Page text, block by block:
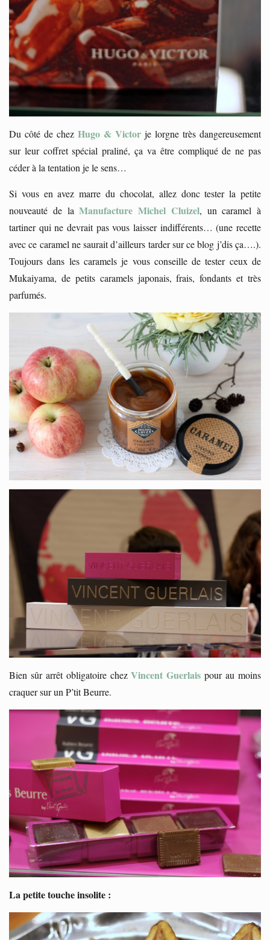
Du côté de chez Hugo & Victor je lorgne très dangereusement
sur leur coffret spécial praliné, ça va être compliqué de ne pas
céder à la tentation je le sens…
Si vous en avez marre du chocolat, allez donc tester la petite
nouveauté de laManufacture Michel Cluizel, un caramel à
tartiner qui ne devrait pas vous laisser indifférents… (une recette
avec ce caramel ne saurait d’ailleurs tarder sur ce blog j’dis ça….).
Toujours dans les caramels je vous conseille de tester ceux de
Mukaiyama, de petits caramels japonais, frais, fondants et très
parfumés.
Bien sûr arrêt obligatoire chezVincent Guerlais pour au moins
craquer sur un P’tit Beurre.
La petite touche insolite :